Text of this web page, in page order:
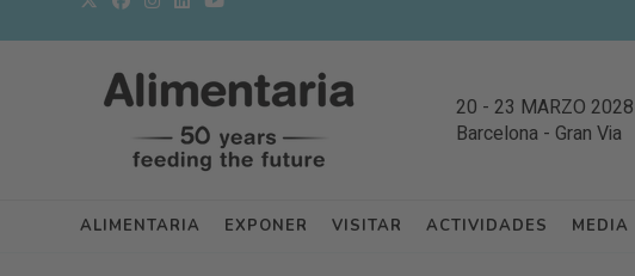
20 - 23 MARZO 2028
Barcelona - Gran Via
ALIMENTARIA EXPONER VISITAR ACTIVIDADES MEDIA